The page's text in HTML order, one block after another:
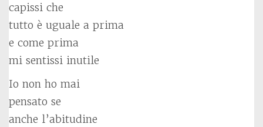
capissi che
tutto è uguale a prima
e come prima
mi sentissi inutile
Io non ho mai
pensato se
anche l’abitudine